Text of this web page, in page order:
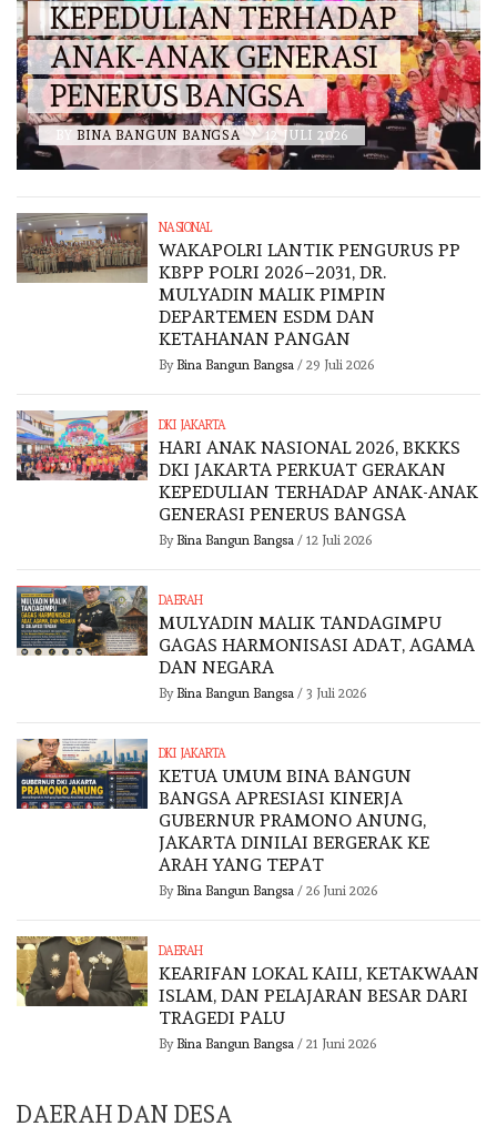
KEPEDULIAN TERHADAP
ANAK-ANAK GENERASI
PENERUS BANGSA
BY BINA BANGUN BANGSA / 12 JULI 2026
NASIONAL
WAKAPOLRI LANTIK PENGURUS PP
KBPP POLRI 2026–2031, DR.
MULYADIN MALIK PIMPIN
DEPARTEMEN ESDM DAN
KETAHANAN PANGAN
By Bina Bangun Bangsa/ 29 Juli 2026
DKI JAKARTA
HARI ANAK NASIONAL 2026, BKKKS
DKI JAKARTA PERKUAT GERAKAN
KEPEDULIAN TERHADAP ANAK-ANAK
GENERASI PENERUS BANGSA
By Bina Bangun Bangsa/ 12 Juli 2026
DAERAH
MULYADIN MALIK TANDAGIMPU
GAGAS HARMONISASI ADAT, AGAMA
DAN NEGARA
By Bina Bangun Bangsa/ 3 Juli 2026
DKI JAKARTA
KETUA UMUM BINA BANGUN
BANGSA APRESIASI KINERJA
GUBERNUR PRAMONO ANUNG,
JAKARTA DINILAI BERGERAK KE
ARAH YANG TEPAT
By Bina Bangun Bangsa/ 26 Juni 2026
DAERAH
KEARIFAN LOKAL KAILI, KETAKWAAN
ISLAM, DAN PELAJARAN BESAR DARI
TRAGEDI PALU
By Bina Bangun Bangsa/ 21 Juni 2026
DAERAH DAN DESA